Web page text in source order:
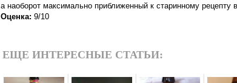
а наоборот максимально приближенный к старинному рецепту
Оценка: 9/10
ЕЩЕ ИНТЕРЕСНЫЕ СТАТЬИ: